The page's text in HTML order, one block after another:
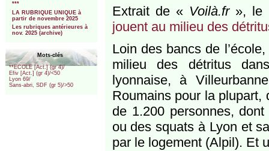
***
LA RUBRIQUE UNIQUE à
partir de novembre 2025
Les rubriques antérieures à
nov. 2025 (archive)
Mots-clés
**ECOLE [Act.] (gr 4)/
Efiv [Act.] (gr 4)/<50
Lyon 69/
Sans-abri, SDF (gr 5)/>50
Extrait de « Voilà.fr», le
jouent au milieu des
Loin des bancs de
milieu des détritus
lyonnaise, à
Roumains pour la plupart,
de 1.200 personnes,
ou des squats à Lyon et
par le logement (Alpil). Et